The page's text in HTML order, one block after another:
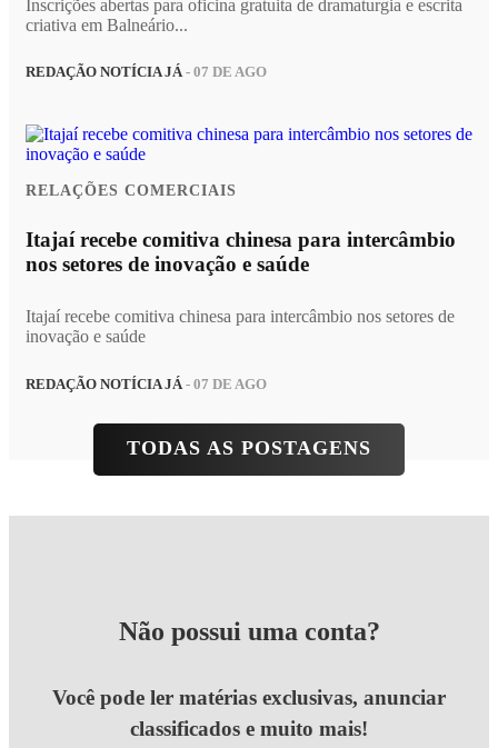
Inscrições abertas para oficina gratuita de dramaturgia e escrita
criativa em Balneário...
REDAÇÃO NOTÍCIA JÁ- 07 DE AGO
RELAÇÕES COMERCIAIS
Itajaí recebe comitiva chinesa para intercâmbio
nos setores de inovação e saúde
Itajaí recebe comitiva chinesa para intercâmbio nos setores de
inovação e saúde
REDAÇÃO NOTÍCIA JÁ - 07 DE AGO
TODAS AS POSTAGENS
Não possui uma conta?
Você pode ler matérias exclusivas, anunciar
classificados e muito mais!